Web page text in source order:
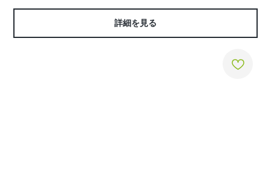
詳細を見る